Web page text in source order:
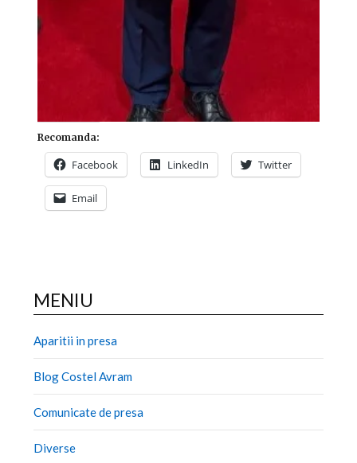
Recomanda:
Facebook LinkedIn Twitter
Email
MENIU
Aparitii in presa
Blog Costel Avram
Comunicate de presa
Diverse